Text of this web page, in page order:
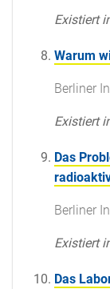
Existiert
Warum
Berliner
Existiert
Das
Berliner
Existiert
Das